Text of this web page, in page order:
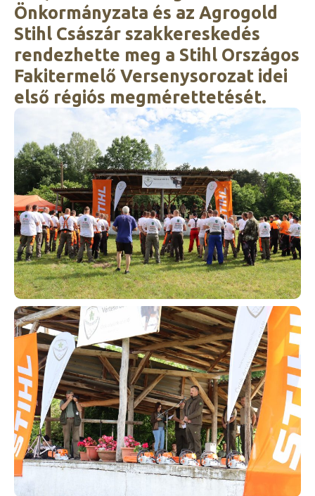
Önkormányzata és az Agrogold
Stihl Császár szakkereskedés
rendezhette meg a Stihl Országos
Fakitermelő Versenysorozat idei
első régiós megmérettetését.